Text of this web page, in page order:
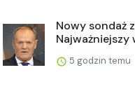
Nowy sondaż
Najważniejszy
5 godzin temu